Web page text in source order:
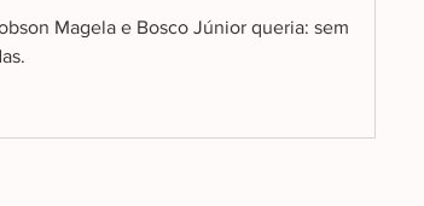
Magela e Bosco Júnior queria: sem